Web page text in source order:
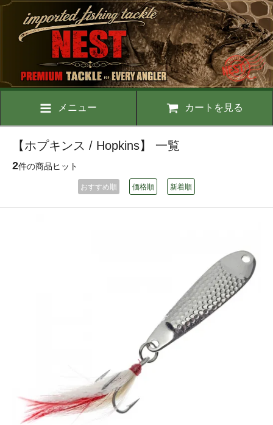
メニュー カートを見る
【ホプキンス / Hopkins】 一覧
2件の商品ヒット
おすすめ順 価格順 新着順